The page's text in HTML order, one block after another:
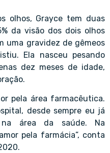
olhos, Grayce tem duas
da visão dos dois olhos
uma gravidez de gêmeos
Ela nasceu pesando
dez meses de idade,
pela área farmacêutica.
desde sempre eu já
área da saúde. Na
pela farmácia”, conta